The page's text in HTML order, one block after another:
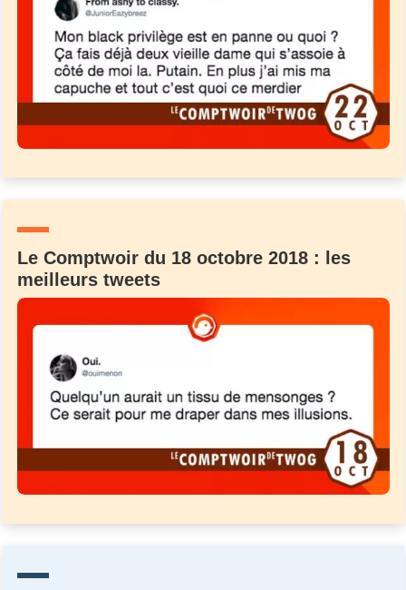
Le Comptwoir du 18 octobre 2018 : les
meilleurs tweets